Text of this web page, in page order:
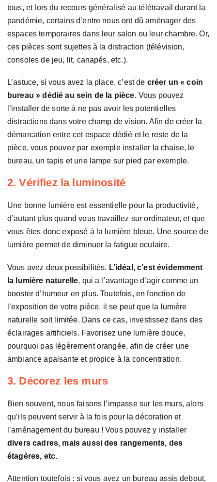
tous, et lors du recours généralisé au télétravail durant la
pandémie, certains d’entre nous ont dû aménager des
espaces temporaires dans leur salon ou leur chambre. Or,
ces pièces sont sujettes à la distraction (télévision,
consoles de jeu, lit, canapés, etc.).
L’astuce, si vous avez la place, c’est de créer un « coin
bureau » dédié au sein de la pièce. Vous pouvez
l’installer de sorte à ne pas avoir les potentielles
distractions dans votre champ de vision. Afin de créer la
démarcation entre cet espace dédié et le reste de la
pièce, vous pouvez par exemple installer la chaise, le
bureau, un tapis et une lampe sur pied par exemple.
2. Vérifiez la luminosité
Une bonne lumière est essentielle pour la productivité,
d’autant plus quand vous travaillez sur ordinateur, et que
vous êtes donc exposé à la lumière bleue. Une source de
lumière permet de diminuer la fatigue oculaire.
Vous avez deux possibilités. L’idéal, c’est évidemment
la lumière naturelle, qui a l’avantage d’agir comme un
booster d’humeur en plus. Toutefois, en fonction de
l’exposition de votre pièce, il se peut que la lumière
naturelle soit limitée. Dans ce cas, investissez dans des
éclairages artificiels. Favorisez une lumière douce,
pourquoi pas légèrement orangée, afin de créer une
ambiance apaisante et propice à la concentration.
3. Décorez les murs
Bien souvent, nous faisons l’impasse sur les murs, alors
qu’ils peuvent servir à la fois pour la décoration et
l’aménagement du bureau ! Vous pouvez y installer
divers cadres, mais aussi des rangements, des
étagères, etc.
Attention toutefois : si vous avez un bureau assis debout,